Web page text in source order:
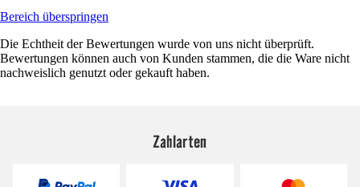
Bereich überspringen
Die Echtheit der Bewertungen wurde von uns nicht überprüft.
Bewertungen können auch von Kunden stammen, die die Ware nicht
nachweislich genutzt oder gekauft haben.
Zahlarten